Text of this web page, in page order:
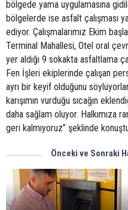
bölgede yama uygulamasına
bölgelerde ise asfalt çalışması
ediyor. Çalışmalarımız Ekim
Terminal Mahallesi, Otel oral
yer aldığı 9 sokakta asfaltlama
Fen İşleri ekiplerinde çalışan
ayrı bir keyif olduğunu
karışımın vurduğu sıcağın
daha sağlam oluyor. Halkımıza
geri kalmıyoruz” şeklinde
Önceki ve Sonraki